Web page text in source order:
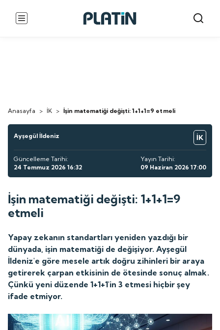
Anasayfa > İK > İşin matematiği değişti: 1+1+1=9 etmeli
Ayşegül İldeniz İK
Güncelleme Tarihi:
24 Temmuz 2026 16:32
Yayın Tarihi:
09 Haziran 2026 17:00
İşin matematiği değişti: 1+1+1=9
etmeli
Yapay zekanın standartları yeniden yazdığı bir
dünyada, işin matematiği de değişiyor. Ayşegül
İldeniz'e göre mesele artık doğru zihinleri bir araya
getirerek çarpan etkisinin de ötesinde sonuç almak.
Çünkü yeni düzende 1+1+1'in 3 etmesi hiçbir şey
ifade etmiyor.